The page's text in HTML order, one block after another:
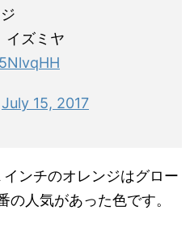
イズミヤ
July 15, 2017
ンチのオレンジはグロー
の人気があった色です。